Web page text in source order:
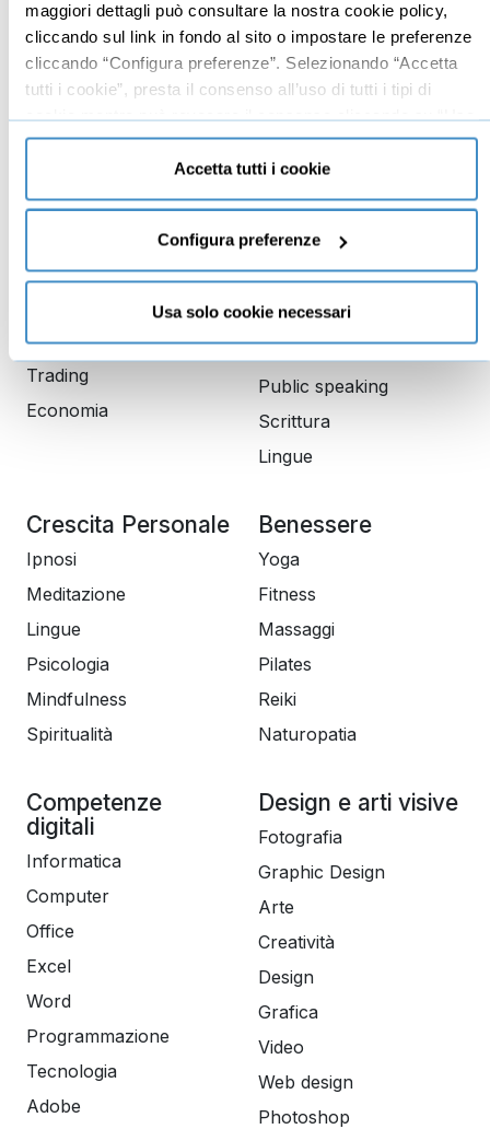
maggiori dettagli può consultare la nostra cookie policy,
cliccando sul link in fondo al sito o impostare le preferenze
cliccando “Configura preferenze”. Selezionando “Accetta
tutti i cookie”, presta il consenso all’uso di tutti i tipi di
cookie mentre può revocare il consenso cliccando su “Usa
solo cookie necessari” e saranno attivati i soli cookie
tecnici necessari al corretto funzionamento del sito.
Accetta tutti i cookie
Configura preferenze
Usa solo cookie necessari
Leadership
Business management
Produttività
Gestione aziendale
finanziaria
Finanza
Trading
Economia
Comunicazione
Copywriting
PNL
Dizione
Public speaking
Scrittura
Lingue
Crescita Personale
Ipnosi
Meditazione
Lingue
Psicologia
Mindfulness
Spiritualità
Benessere
Yoga
Fitness
Massaggi
Pilates
Reiki
Naturopatia
Competenze
digitali
Informatica
Computer
Office
Excel
Word
Programmazione
Tecnologia
Adobe
Design e arti visive
Fotografia
Graphic Design
Arte
Creatività
Design
Grafica
Video
Web design
Photoshop